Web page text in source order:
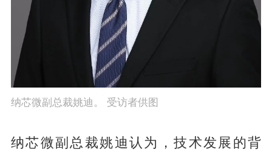
纳芯微副总裁姚迪。 受访者供图
纳芯微副总裁姚迪认为，技术发展的背